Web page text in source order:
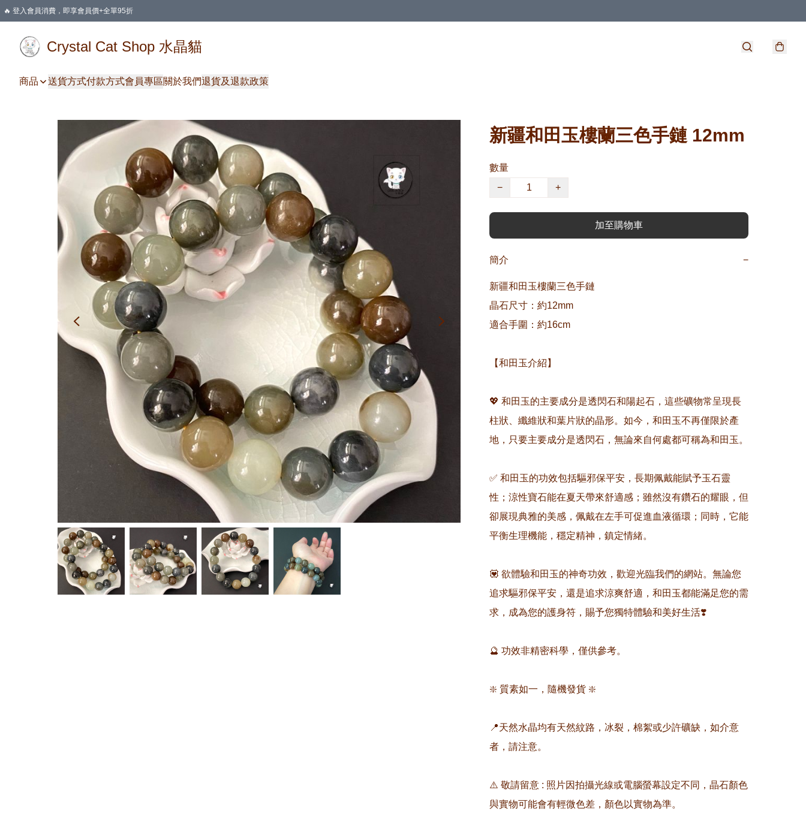
🔥 登入會員消費，即享會員價+全單95折
Crystal Cat Shop 水晶貓
商品 送貨方式付款方式會員專區關於我們退貨及退款政策
新疆和田玉樓蘭三色手鏈 12mm
數量
−
+
加至購物車
簡介 −
新疆和田玉樓蘭三色手鏈
晶石尺寸：約12mm
適合手圍：約16cm
【和田玉介紹】
💖 和田玉的主要成分是透閃石和陽起石，這些礦物常呈現長
柱狀、纖維狀和葉片狀的晶形。如今，和田玉不再僅限於產
地，只要主要成分是透閃石，無論來自何處都可稱為和田玉。
✅ 和田玉的功效包括驅邪保平安，長期佩戴能賦予玉石靈
性；涼性寶石能在夏天帶來舒適感；雖然沒有鑽石的耀眼，但
卻展現典雅的美感，佩戴在左手可促進血液循環；同時，它能
平衡生理機能，穩定精神，鎮定情緒。
💟 欲體驗和田玉的神奇功效，歡迎光臨我們的網站。無論您
追求驅邪保平安，還是追求涼爽舒適，和田玉都能滿足您的需
求，成為您的護身符，賜予您獨特體驗和美好生活❣️
🔮 功效非精密科學，僅供參考。
❇️ 質素如一，隨機發貨 ❇️
📍天然水晶均有天然紋路，冰裂，棉絮或少許礦缺，如介意
者，請注意。
⚠️ 敬請留意 : 照片因拍攝光線或電腦螢幕設定不同，晶石顏色
與實物可能會有輕微色差，顏色以實物為準。